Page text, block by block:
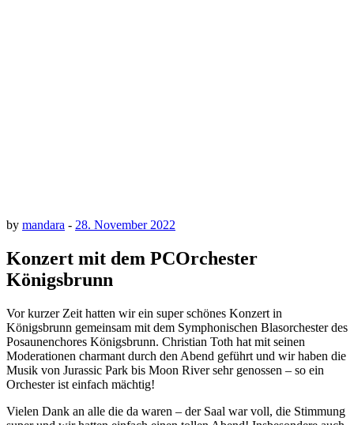
by mandara - 28. November 2022
Konzert mit dem PCOrchester
Königsbrunn
Vor kurzer Zeit hatten wir ein super schönes Konzert in
Königsbrunn gemeinsam mit dem Symphonischen Blasorchester des
Posaunenchores Königsbrunn. Christian Toth hat mit seinen
Moderationen charmant durch den Abend geführt und wir haben die
Musik von Jurassic Park bis Moon River sehr genossen – so ein
Orchester ist einfach mächtig!
Vielen Dank an alle die da waren – der Saal war voll, die Stimmung